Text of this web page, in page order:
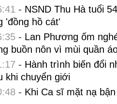
- NSND Thu Hà tuổi
'đồng hồ cát'
- Lan Phương ốm
buồn nôn vì mùi quần
- Hành trình biến đổi
khi chuyển giới
- Khi Ca sĩ mặt nạ